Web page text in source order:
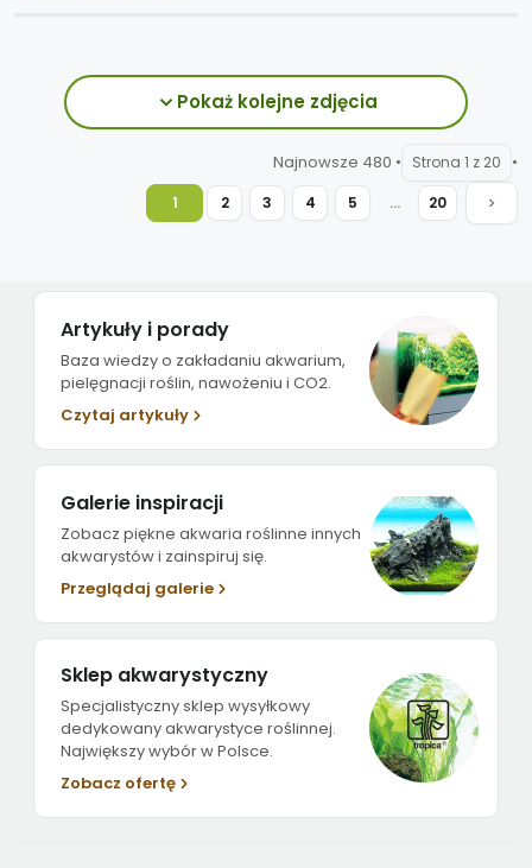
Pokaż kolejne zdjęcia
Najnowsze 480 • Strona 1 z 20 •
1 2 3 4 5 ... 20
Artykuły i porady
Baza wiedzy o zakładaniu akwarium,
pielęgnacji roślin, nawożeniu i CO2.
Czytaj artykuły
Galerie inspiracji
Zobacz piękne akwaria roślinne innych
akwarystów i zainspiruj się.
Przeglądaj galerie
Sklep akwarystyczny
Specjalistyczny sklep wysyłkowy
dedykowany akwarystyce roślinnej.
Największy wybór w Polsce.
Zobacz ofertę